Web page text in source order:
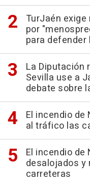
TurJaén
por
para
La Diputación
Sevilla use a
debate sobre
El incendio de
al tráfico las
El incendio de
desalojados y
carreteras